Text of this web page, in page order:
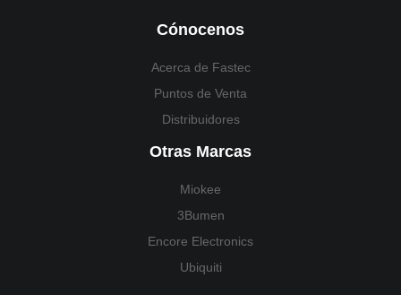
Cónocenos
Acerca de Fastec
Puntos de Venta
Distribuidores
Otras Marcas
Miokee
3Bumen
Encore Electronics
Ubiquiti